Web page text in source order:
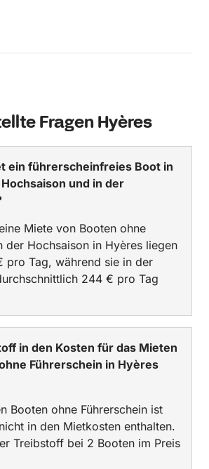
Fragen Hyères
ein führerscheinfreies Boot in
und in der
Miete von Booten ohne
der Hochsaison in Hyères liegen
pro Tag, während sie in der
244 € pro Tag
in den Kosten für das Mieten
Führerschein in Hyères
Booten ohne Führerschein ist
in den Mietkosten enthalten.
Treibstoff bei 2 Booten im Preis